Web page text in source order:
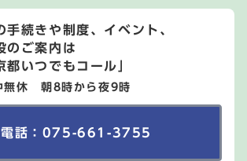
手続きや制度、イベント、
のご案内は
都いつでもコール」
無休 朝8時から夜9時
電話：075-661-3755